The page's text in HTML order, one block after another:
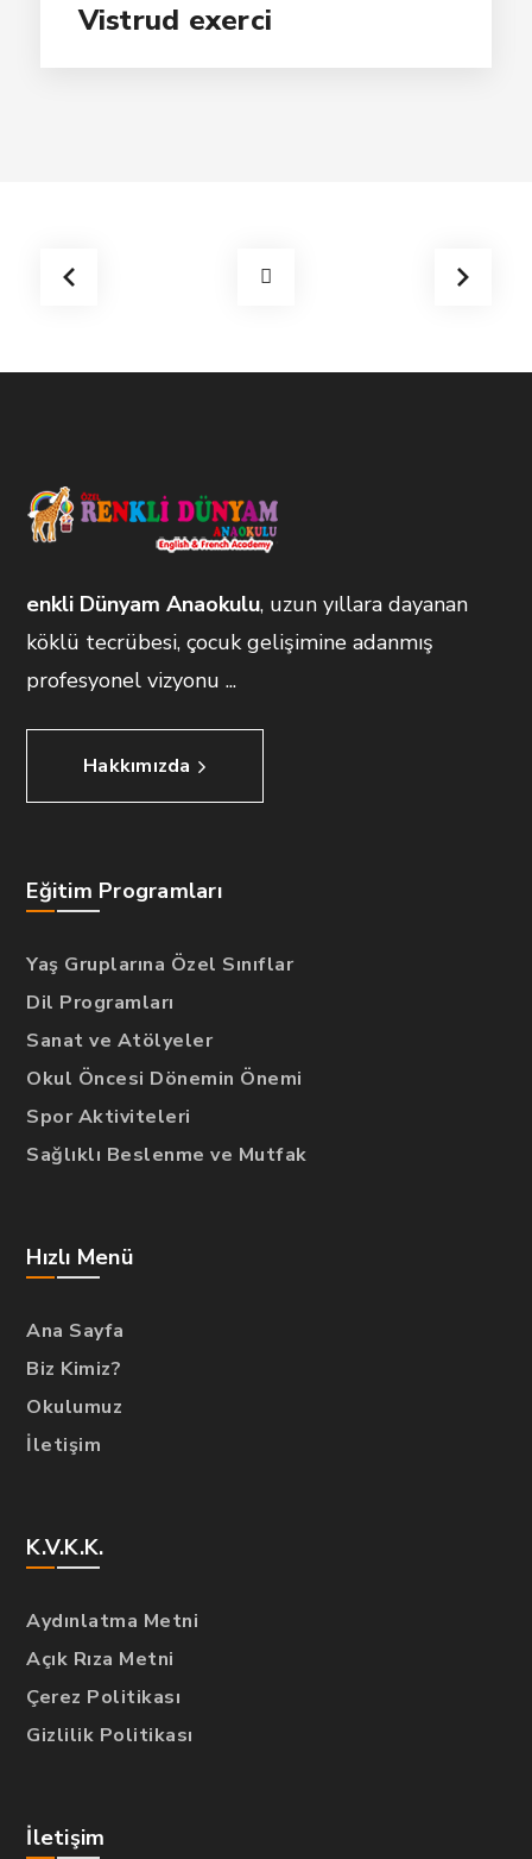
Vistrud exerci
enkli Dünyam Anaokulu, uzun yıllara dayanan
köklü tecrübesi, çocuk gelişimine adanmış
profesyonel vizyonu ...
Hakkımızda
Eğitim Programları
Yaş Gruplarına Özel Sınıflar
Dil Programları
Sanat ve Atölyeler
Okul Öncesi Dönemin Önemi
Spor Aktiviteleri
Sağlıklı Beslenme ve Mutfak
Hızlı Menü
Ana Sayfa
Biz Kimiz?
Okulumuz
İletişim
K.V.K.K.
Aydınlatma Metni
Açık Rıza Metni
Çerez Politikası
Gizlilik Politikası
İletişim